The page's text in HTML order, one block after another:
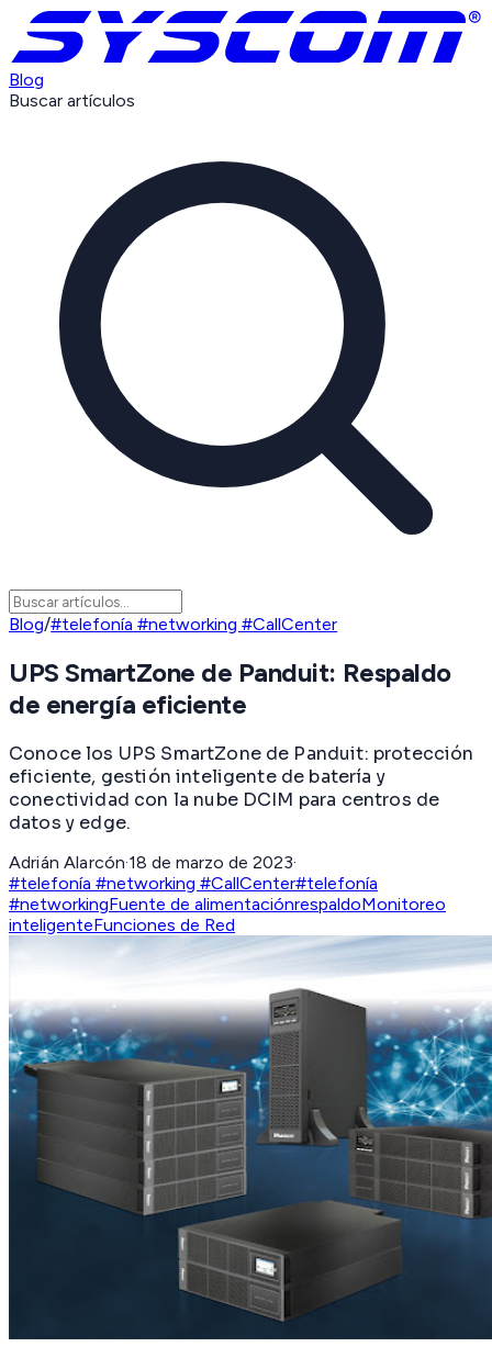
Blog
Buscar artículos
Blog/#telefonía #networking #CallCenter
UPS SmartZone de Panduit: Respaldo
de energía eficiente
Conoce los UPS SmartZone de Panduit: protección
eficiente, gestión inteligente de batería y
conectividad con la nube DCIM para centros de
datos y edge.
Adrián Alarcón·18 de marzo de 2023·
#telefonía #networking #CallCenter#telefonía
#networkingFuente de alimentaciónrespaldoMonitoreo
inteligenteFunciones de Red